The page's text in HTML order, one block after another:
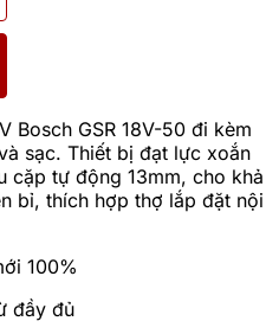
Bosch GSR 18V-50 đi kèm
sạc. Thiết bị đạt lực xoắn
cặp tự động 13mm, cho khả
bỉ, thích hợp thợ lắp đặt nội
100%
đầy đủ